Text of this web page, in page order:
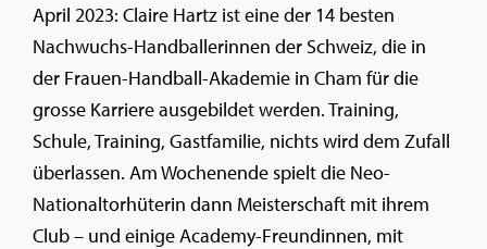
April 2023: Claire Hartz ist eine der 14 besten
Nachwuchs-Handballerinnen der Schweiz, die in
der Frauen-Handball-Akademie in Cham für die
grosse Karriere ausgebildet werden. Training,
Schule, Training, Gastfamilie, nichts wird dem Zufall
überlassen. Am Wochenende spielt die Neo-
Nationaltorhüterin dann Meisterschaft mit ihrem
Club – und einige Academy-Freundinnen, mit